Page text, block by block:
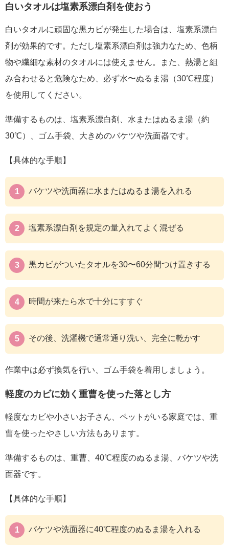
白いタオルは塩素系漂白剤を使おう
白いタオルに頑固な黒カビが発生した場合は、塩素系漂白
剤が効果的です。ただし塩素系漂白剤は強力なため、色柄
物や繊細な素材のタオルには使えません。また、熱湯と組
み合わせると危険なため、必ず水〜ぬるま湯（30℃程度）
を使用してください。
準備するものは、塩素系漂白剤、水またはぬるま湯（約
30℃）、ゴム手袋、大きめのバケツや洗面器です。
【具体的な手順】
バケツや洗面器に水またはぬるま湯を入れる
塩素系漂白剤を規定の量入れてよく混ぜる
黒カビがついたタオルを30〜60分間つけ置きする
時間が来たら水で十分にすすぐ
その後、洗濯機で通常通り洗い、完全に乾かす
作業中は必ず換気を行い、ゴム手袋を着用しましょう。
軽度のカビに効く重曹を使った落とし方
軽度なカビや小さいお子さん、ペットがいる家庭では、重
曹を使ったやさしい方法もあります。
準備するものは、重曹、40℃程度のぬるま湯、バケツや洗
面器です。
【具体的な手順】
バケツや洗面器に40℃程度のぬるま湯を入れる